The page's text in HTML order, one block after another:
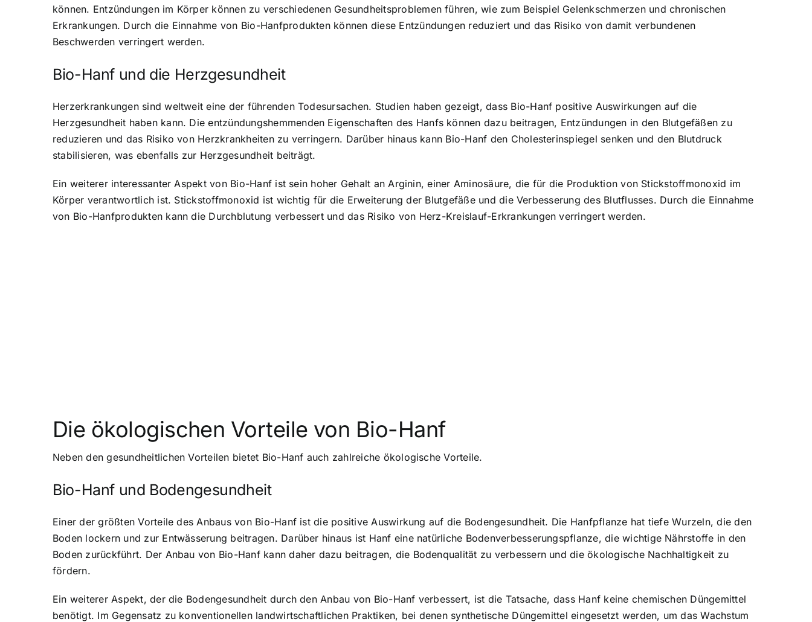
können. Entzündungen im Körper können zu verschiedenen Gesundheitsproblemen führen, wie zum Beispiel Gelenkschmerzen und chronischen
Erkrankungen. Durch die Einnahme von Bio-Hanfprodukten können diese Entzündungen reduziert und das Risiko von damit verbundenen
Beschwerden verringert werden.
Bio-Hanf und die Herzgesundheit
Herzerkrankungen sind weltweit eine der führenden Todesursachen. Studien haben gezeigt, dass Bio-Hanf positive Auswirkungen auf die
Herzgesundheit haben kann. Die entzündungshemmenden Eigenschaften des Hanfs können dazu beitragen, Entzündungen in den Blutgefäßen zu
reduzieren und das Risiko von Herzkrankheiten zu verringern. Darüber hinaus kann Bio-Hanf den Cholesterinspiegel senken und den Blutdruck
stabilisieren, was ebenfalls zur Herzgesundheit beiträgt.
Ein weiterer interessanter Aspekt von Bio-Hanf ist sein hoher Gehalt an Arginin, einer Aminosäure, die für die Produktion von Stickstoffmonoxid im
Körper verantwortlich ist. Stickstoffmonoxid ist wichtig für die Erweiterung der Blutgefäße und die Verbesserung des Blutflusses. Durch die Einnahme
von Bio-Hanfprodukten kann die Durchblutung verbessert und das Risiko von Herz-Kreislauf-Erkrankungen verringert werden.
Die ökologischen Vorteile von Bio-Hanf
Neben den gesundheitlichen Vorteilen bietet Bio-Hanf auch zahlreiche ökologische Vorteile.
Bio-Hanf und Bodengesundheit
Einer der größten Vorteile des Anbaus von Bio-Hanf ist die positive Auswirkung auf die Bodengesundheit. Die Hanfpflanze hat tiefe Wurzeln, die den
Boden lockern und zur Entwässerung beitragen. Darüber hinaus ist Hanf eine natürliche Bodenverbesserungspflanze, die wichtige Nährstoffe in den
Boden zurückführt. Der Anbau von Bio-Hanf kann daher dazu beitragen, die Bodenqualität zu verbessern und die ökologische Nachhaltigkeit zu
fördern.
Ein weiterer Aspekt, der die Bodengesundheit durch den Anbau von Bio-Hanf verbessert, ist die Tatsache, dass Hanf keine chemischen Düngemittel
benötigt. Im Gegensatz zu konventionellen landwirtschaftlichen Praktiken, bei denen synthetische Düngemittel eingesetzt werden, um das Wachstum